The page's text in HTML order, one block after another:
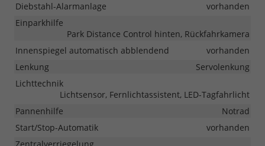
Diebstahl-Alarmanlage
vorhanden
Einparkhilfe
Park Distance Control hinten, Rückfahrkamera
Innenspiegel automatisch abblendend
vorhanden
Lenkung
Servolenkung
Lichttechnik
Lichtsensor, Fernlichtassistent, LED-Tagfahrlicht
Pannenhilfe
Notrad
Start/Stop-Automatik
vorhanden